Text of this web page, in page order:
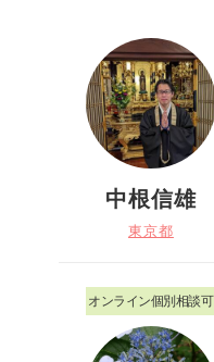
中根信雄
東京都
オンライン個別相談可